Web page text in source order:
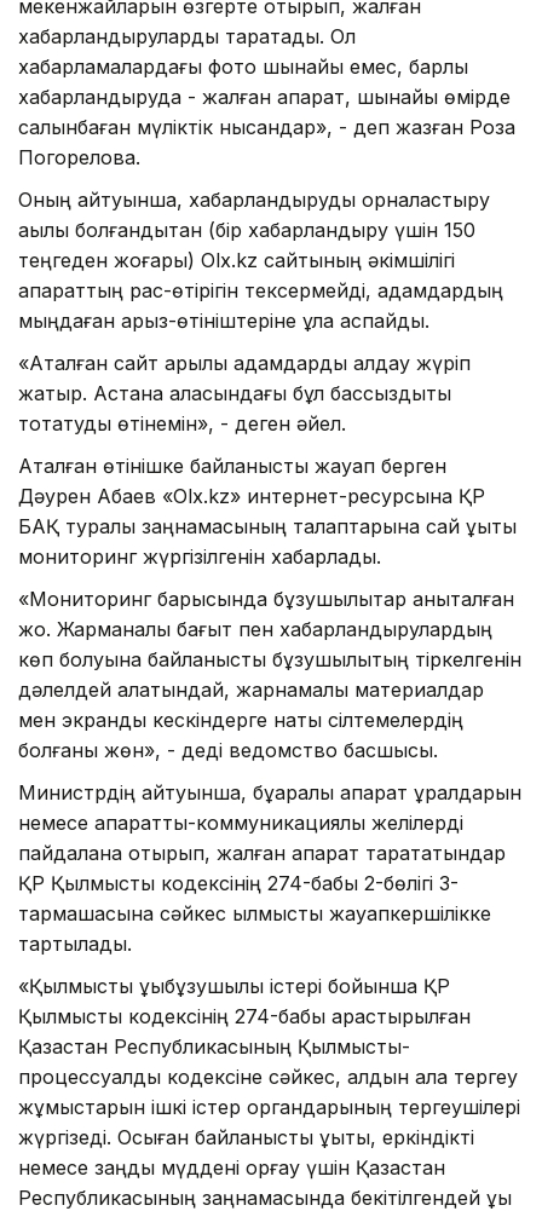
мекенжайларын өзгерте отырып, жалған
хабарландыруларды таратады. Ол
хабарламалардағы фото шынайы емес, барлық
хабарландыруда - жалған ақпарат, шынайы өмірде
салынбаған мүліктік нысандар», - деп жазған Роза
Погорелова.
Оның айтуынша, хабарландыруды орналастыру
ақылы болғандықтан (бір хабарландыру үшін 150
теңгеден жоғары) Оlx.kz сайтының әкімшілігі
ақпараттың рас-өтірігін тексермейді, адамдардың
мыңдаған арыз-өтініштеріне құлақ аспайды.
«Аталған сайт арқылы адамдарды алдау жүріп
жатыр. Астана қаласындағы бұл бассыздықты
тоқтатуды өтінемін», - деген әйел.
Аталған өтінішке байланысты жауап берген
Дәурен Абаев «Olx.kz» интернет-ресурсына ҚР
БАҚ туралы заңнамасының талаптарына сай құқықтық
мониторинг жүргізілгенін хабарлады.
«Мониторинг барысында бұзушылықтар анықталған
жоқ. Жарманалық бағыт пен хабарландырулардың
көп болуына байланысты бұзушылықтың тіркелгенін
дәлелдей алатындай, жарнамалық материалдар
мен экрандық кескіндерге нақты сілтемелердің
болғаны жөн», - деді ведомство басшысы.
Министрдің айтуынша, бұқаралық ақпарат құралдарын
немесе ақпараттық-коммуникациялық желілерді
пайдалана отырып, жалған ақпарат тарататындар
ҚР Қылмыстық кодексінің 274-бабы 2-бөлігі 3-
тармақшасына сәйкес қылмыстық жауапкершілікке
тартылады.
«Қылмыстық құқықбұзушылық істері бойынша ҚР
Қылмыстық кодексінің 274-бабы қарастырылған
Қазақстан Республикасының Қылмыстық-
процессуалдық кодексіне сәйкес, алдын ала тергеу
жұмыстарын ішкі істер органдарының тергеушілері
жүргізеді. Осыған байланысты құқықты, еркіндікті
немесе заңды мүддені қорғау үшін Қазақстан
Республикасының заңнамасында бекітілгендей құқық